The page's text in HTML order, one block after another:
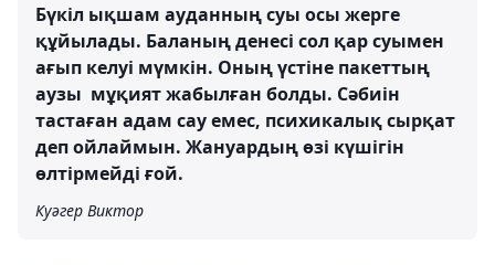
Бүкіл ықшам ауданның суы осы жерге
құйылады. Баланың денесі сол қар суымен
ағып келуі мүмкін. Оның үстіне пакеттың
аузы мұқият жабылған болды. Сәбиін
тастаған адам сау емес, психикалық сырқат
деп ойлаймын. Жануардың өзі күшігін
өлтірмейді ғой.
Куәгер Виктор